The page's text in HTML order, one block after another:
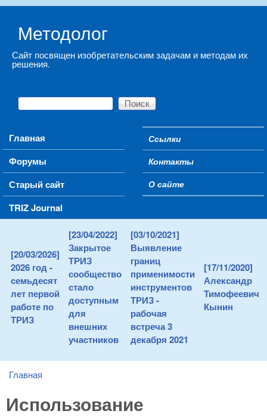
Методолог
Сайт посвящен изобретательским задачам и методам их
решения.
Форма поиска
Поиск
Main menu
Главная
Форумы
Старый сайт
TRIZ Journal
Secondary menu
Ссылки
Контакты
О сайте
[20/03/2026]
2026 год -
семьдесят
лет первой
работе по
ТРИЗ
[23/04/2022]
Закрытое
ТРИЗ
сообщество
стало
доступным
для
внешних
участников
[03/10/2021]
Выявление
границ
применимости
инструментов
ТРИЗ -
рабочая
встреча 3
декабря 2021
[17/11/2020]
Александр
Тимофеевич
Кынин
You are here
Главная
Использование